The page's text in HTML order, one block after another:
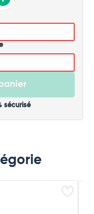
sécurisé